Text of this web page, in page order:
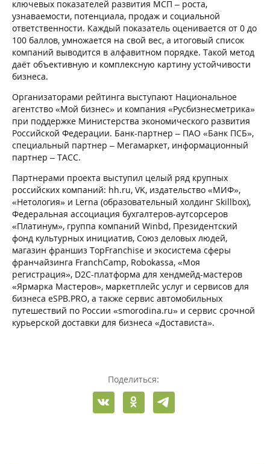
ключевых показателей развития МСП – роста,
узнаваемости, потенциала, продаж и социальной
ответственности. Каждый показатель оценивается от 0 до
100 баллов, умножается на свой вес, а итоговый список
компаний выводится в алфавитном порядке. Такой метод
даёт объективную и комплексную картину устойчивости
бизнеса.
Организаторами рейтинга выступают Национальное
агентство «Мой бизнес» и компания «Русбизнесметрика»
при поддержке Министерства экономического развития
Российской Федерации. Банк-партнер – ПАО «Банк ПСБ»,
специальный партнер – Мегамаркет, информационный
партнер – ТАСС.
Партнерами проекта выступил целый ряд крупных
российских компаний: hh.ru, VK, издательство «МИФ»,
«Нетология» и Lerna (образовательный холдинг Skillbox),
Федеральная ассоциация бухгалтеров-аутсорсеров
«Платинум», группа компаний Winbd, Президентский
фонд культурных инициатив, Союз деловых людей,
магазин франшиз TopFranchise и экосистема сферы
франчайзинга FranchCamp, Robokassa, «Моя
регистрация», D2C-платформа для хендмейд-мастеров
«Ярмарка Мастеров», маркетплейс услуг и сервисов для
бизнеса eSPB.PRO, а также сервис автомобильных
путешествий по России «smorodina.ru» и сервис срочной
курьерской доставки для бизнеса «Достависта».
Поделиться: